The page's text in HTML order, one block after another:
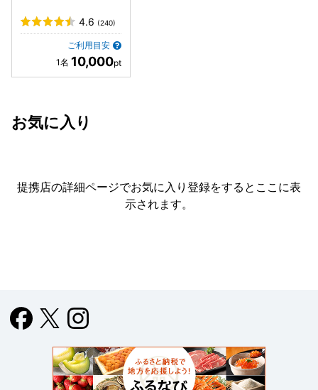
4.6 (240)
ご利用目安
10,000
お気に入り
提携店の詳細ページでお気に入り登録をすると ここに表
示されます。